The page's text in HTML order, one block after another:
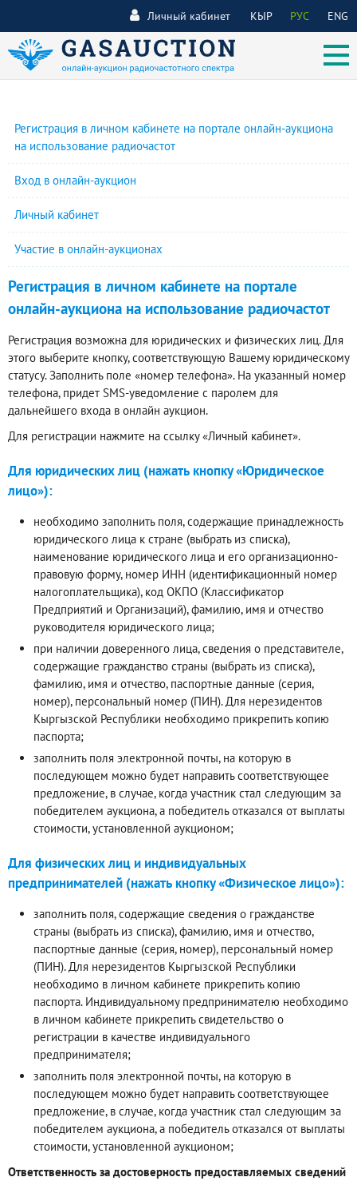
КЫР РУС ENG
Личный кабинет
Регистрация в личном кабинете на портале онлайн-аукциона
на использование радиочастот
Вход в онлайн-аукцион
Личный кабинет
Участие в онлайн-аукционах
Регистрация в личном кабинете на портале
онлайн-аукциона на использование радиочастот
Регистрация возможна для юридических и физических лиц. Для
этого выберите кнопку, соответствующую Вашему юридическому
статусу. Заполнить поле «номер телефона». На указанный номер
телефона, придет SMS-уведомление с паролем для
дальнейшего входа в онлайн аукцион.
Для регистрации нажмите на ссылку «Личный кабинет».
Для юридических лиц (нажать кнопку «Юридическое
лицо»):
необходимо заполнить поля, содержащие принадлежность
юридического лица к стране (выбрать из списка),
наименование юридического лица и его организационно-
правовую форму, номер ИНН (идентификационный номер
налогоплательщика), код ОКПО (Классификатор
Предприятий и Организаций), фамилию, имя и отчество
руководителя юридического лица;
при наличии доверенного лица, сведения о представителе,
содержащие гражданство страны (выбрать из списка),
фамилию, имя и отчество, паспортные данные (серия,
номер), персональный номер (ПИН). Для нерезидентов
Кыргызской Республики необходимо прикрепить копию
паспорта;
заполнить поля электронной почты, на которую в
последующем можно будет направить соответствующее
предложение, в случае, когда участник стал следующим за
победителем аукциона, а победитель отказался от выплаты
стоимости, установленной аукционом;
Для физических лиц и индивидуальных
предпринимателей (нажать кнопку «Физическое лицо»):
заполнить поля, содержащие сведения о гражданстве
страны (выбрать из списка), фамилию, имя и отчество,
паспортные данные (серия, номер), персональный номер
(ПИН). Для нерезидентов Кыргызской Республики
необходимо в личном кабинете прикрепить копию
паспорта. Индивидуальному предпринимателю необходимо
в личном кабинете прикрепить свидетельство о
регистрации в качестве индивидуального
предпринимателя;
заполнить поля электронной почты, на которую в
последующем можно будет направить соответствующее
предложение, в случае, когда участник стал следующим за
победителем аукциона, а победитель отказался от выплаты
стоимости, установленной аукционом;
Ответственность за достоверность предоставляемых сведений